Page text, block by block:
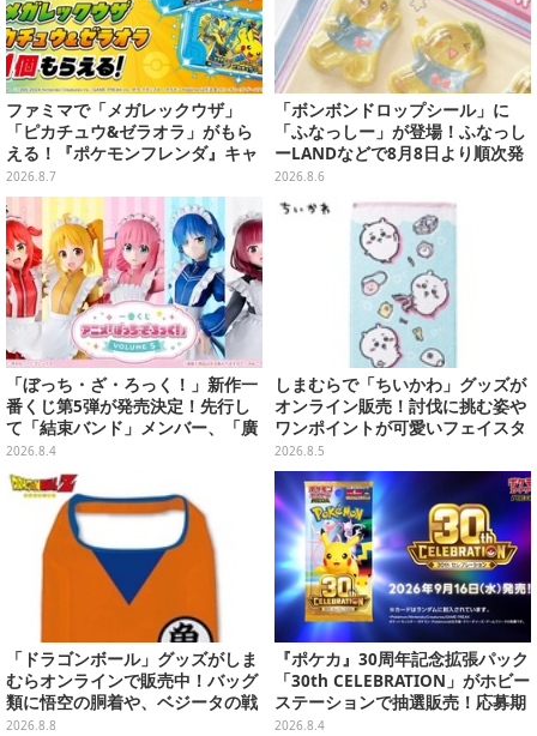
ファミマで「メガレックウザ」
「ピカチュウ&ゼラオラ」がもら
える！『ポケモンフレンダ』キャ
ンペーンが8月11日開始
2026.8.7
「ボンボンドロップシール」に
「ふなっしー」が登場！ふなっし
ーLANDなどで8月8日より順次発
売
2026.8.6
「ぼっち・ざ・ろっく！」新作一
番くじ第5弾が発売決定！先行し
て「結束バンド」メンバー、「廣
井きくり」のメイド衣装フィギュ
アを公開
2026.8.4
しまむらで「ちいかわ」グッズが
オンライン販売！討伐に挑む姿や
ワンポイントが可愛いフェイスタ
オル、バスマットなど全14種
2026.8.5
「ドラゴンボール」グッズがしま
むらオンラインで販売中！バッグ
類に悟空の胴着や、ベジータの戦
闘服を大胆デザイン
2026.8.8
『ポケカ』30周年記念拡張パック
「30th CELEBRATION」がホビー
ステーションで抽選販売！応募期
間は8月6日23時59分まで
2026.8.4